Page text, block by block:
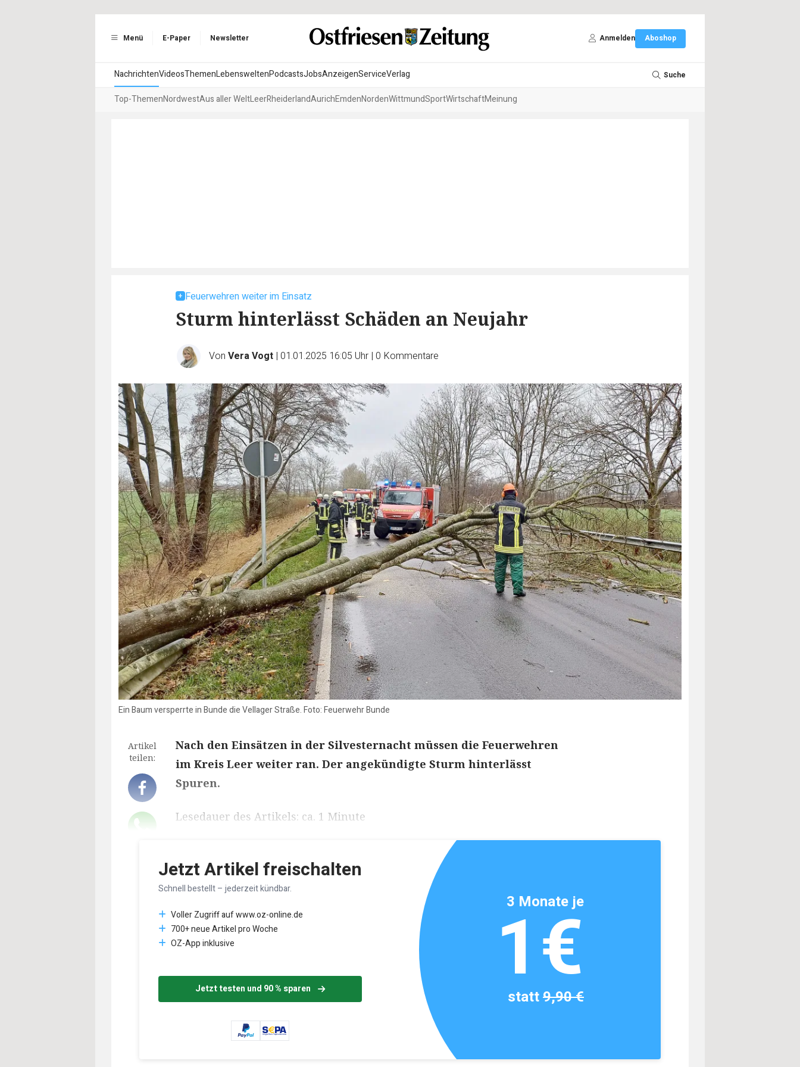
Menü E-Paper Newsletter Anmelden Aboshop
NachrichtenVideosThemenLebensweltenPodcastsJobsAnzeigenServiceVerlag Suche
Top-ThemenNordwestAus aller WeltLeerRheiderlandAurichEmdenNordenWittmundSportWirtschaftMeinung
Feuerwehren weiter im Einsatz
Sturm hinterlässt Schäden an Neujahr
Von Vera Vogt | 01.01.2025 16:05 Uhr | 0 Kommentare
Ein Baum versperrte in Bunde die Vellager Straße. Foto: Feuerwehr Bunde
Artikel
teilen:
Nach den Einsätzen in der Silvesternacht müssen die Feuerwehren
im Kreis Leer weiter ran. Der angekündigte Sturm hinterlässt
Spuren.
Lesedauer des Artikels: ca. 1 Minute
Jetzt Artikel freischalten
Schnell bestellt – jederzeit kündbar.
Voller Zugriff auf www.oz-online.de
700+ neue Artikel pro Woche
OZ-App inklusive
Jetzt testen und 90 % sparen
3 Monate je
1€
statt9,90 €